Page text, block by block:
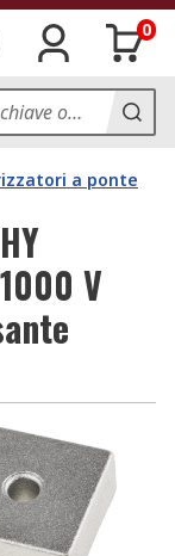
0
a ponte
V